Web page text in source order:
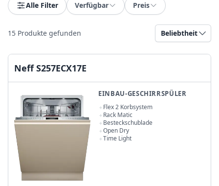
Küchentechnik zeigt Ihnen gern die intelligenten Smart-
Home-Lösungen.
Alle Filter Verfügbar Preis
15 Produkte gefunden Beliebtheit
Neff S257ECX17E
EINBAU-GESCHIRRSPÜLER
Flex 2 Korbsystem
Rack Matic
Besteckschublade
Open Dry
Time Light